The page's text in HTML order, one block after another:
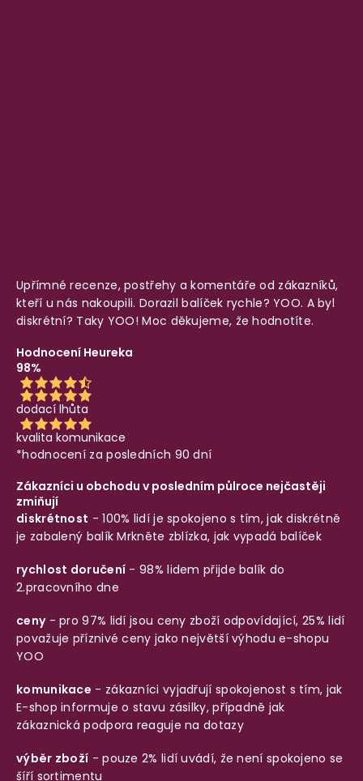
Upřímné recenze, postřehy a komentáře od zákazníků,
kteří u nás nakoupili. Dorazil balíček rychle? YOO. A byl
diskrétní? Taky YOO! Moc děkujeme, že hodnotíte.
Hodnocení Heureka
98%
dodací lhůta
kvalita komunikace
*hodnocení za posledních 90 dní
Zákazníci u obchodu v posledním půlroce nejčastěji
zmiňují
diskrétnost - 100% lidí je spokojeno s tím, jak diskrétně
je zabalený balíkMrkněte zblízka, jak vypadá balíček
rychlost doručení - 98% lidem přijde balík do
2.pracovního dne
ceny- pro 97% lidí jsou ceny zboží odpovídající, 25% lidí
považuje příznivé ceny jako největší výhodu e-shopu
YOO
komunikace - zákazníci vyjadřují spokojenost s tím, jak
E-shop informuje o stavu zásilky, případně jak
zákaznická podpora reaguje na dotazy
výběr zboží - pouze 2% lidí uvádí, že není spokojeno se
šíří sortimentu